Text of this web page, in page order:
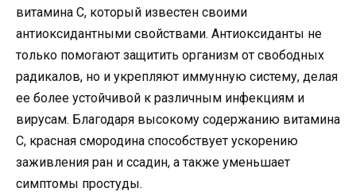
витамина C, который известен своими
антиоксидантными свойствами. Антиоксиданты не
только помогают защитить организм от свободных
радикалов, но и укрепляют иммунную систему, делая
ее более устойчивой к различным инфекциям и
вирусам. Благодаря высокому содержанию витамина
C, красная смородина способствует ускорению
заживления ран и ссадин, а также уменьшает
симптомы простуды.